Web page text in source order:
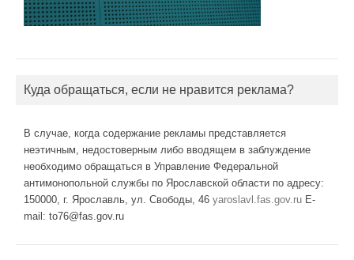
Куда обращаться, если не нравится реклама?
В случае, когда содержание рекламы представляется
неэтичным, недостоверным либо вводящем в заблуждение
необходимо обращаться в Управление Федеральной
антимонопольной службы по Ярославской области по адресу:
150000, г. Ярославль, ул. Свободы, 46 yaroslavl.fas.gov.ru E-
mail: to76@fas.gov.ru